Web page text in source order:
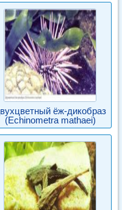
ёж-дикобраз
(Echinometra mathaei)